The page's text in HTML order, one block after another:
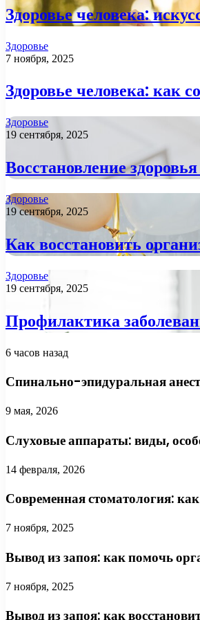
Здоровье человека:
Здоровье
7 ноября, 2025
Здоровье человека: как
Здоровье
19 сентября, 2025
Восстановление
Здоровье
19 сентября, 2025
Как восстановить
Здоровье
19 сентября, 2025
Профилактика
6 часов назад
Спинально-эпидуральная
9 мая, 2026
Слуховые аппараты: виды,
14 февраля, 2026
Современная стоматология:
7 ноября, 2025
Вывод из запоя: как помочь
7 ноября, 2025
Вывод из запоя: как